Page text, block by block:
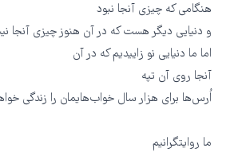
هنگامی که چیزی آنجا نبود
و دنیایی دیگر هست که در آن هنوز چیزی آنجا
اما ما دنیایی نو زاییدیم که در آن
آنجا روی آن تپه
اُرس‌ها برای هزار سال خواب‌هایمان را زندگی
ما روایتگرانیم